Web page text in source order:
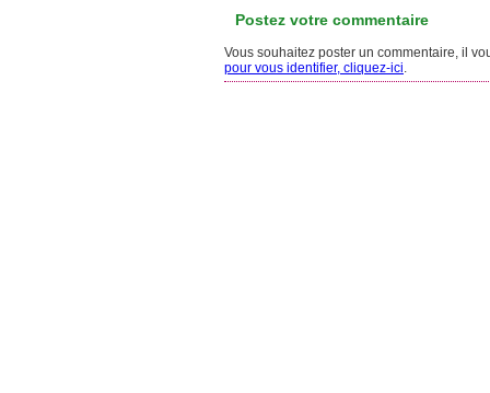
Postez votre commentaire
Vous souhaitez poster un commentaire, il
pour vous identifier, cliquez-ici.